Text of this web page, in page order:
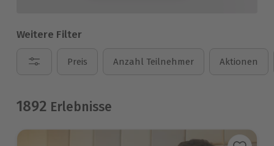
Weitere Filter
Preis Anzahl Teilnehmer Aktionen
1892 Erlebnisse